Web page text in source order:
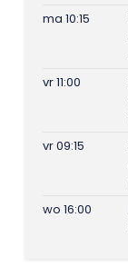
ma 10:15
vr 11:00
vr 09:15
wo 16:00